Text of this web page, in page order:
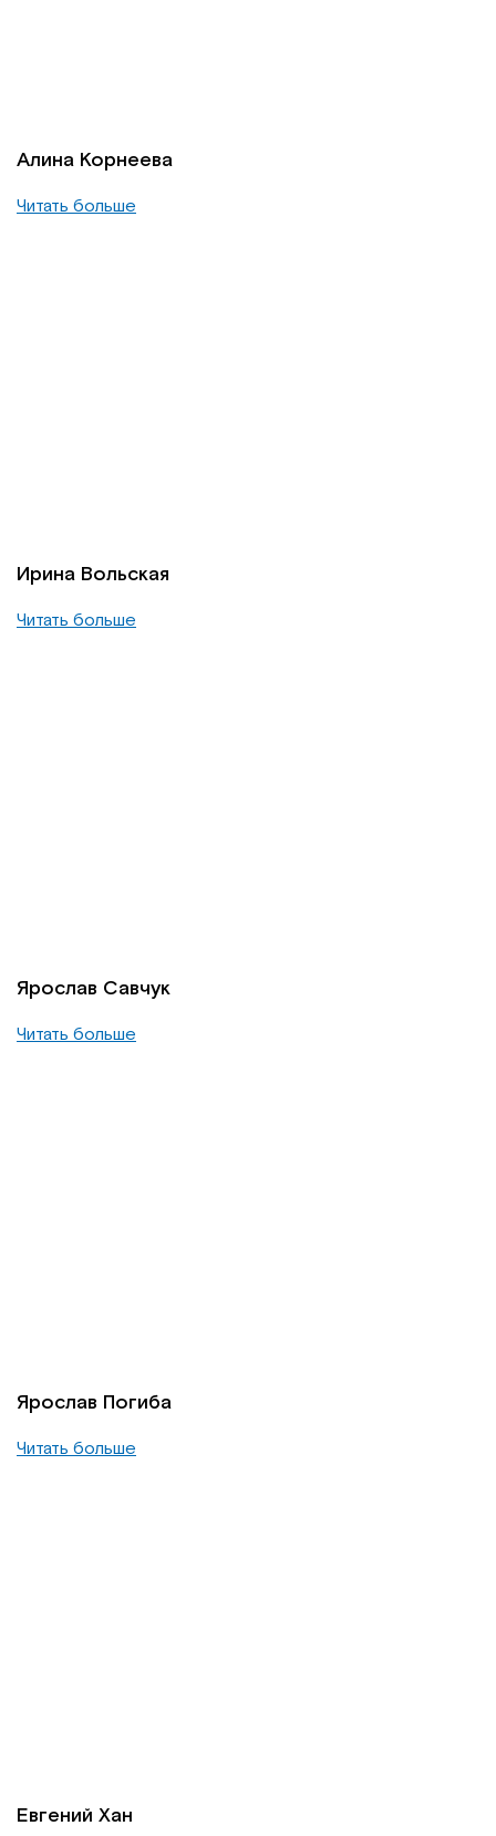
Алина Корнеева
Читать больше
Ирина Вольская
Читать больше
Ярослав Савчук
Читать больше
Ярослав Погиба
Читать больше
Евгений Хан